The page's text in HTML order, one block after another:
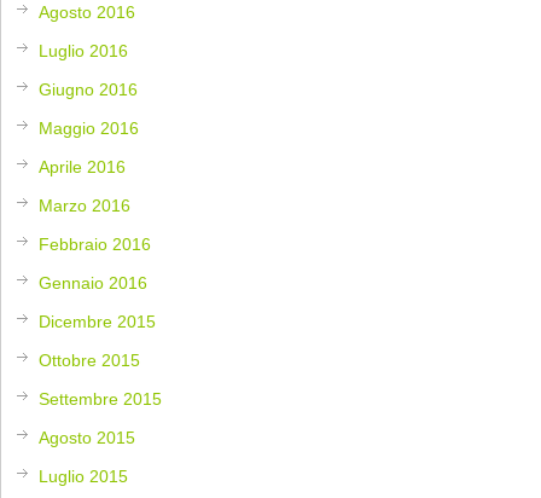
Agosto 2016
Luglio 2016
Giugno 2016
Maggio 2016
Aprile 2016
Marzo 2016
Febbraio 2016
Gennaio 2016
Dicembre 2015
Ottobre 2015
Settembre 2015
Agosto 2015
Luglio 2015